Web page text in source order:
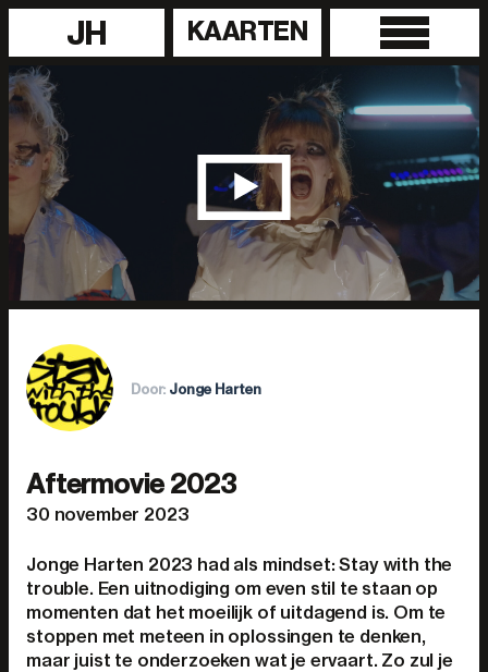
JH KAARTEN
Door: Jonge Harten
Aftermovie 2023
30 november 2023
Jonge Harten 2023 had als mindset: Stay with the
trouble. Een uitnodiging om even stil te staan op
momenten dat het moeilijk of uitdagend is. Om te
stoppen met meteen in oplossingen te denken,
maar juist te onderzoeken wat je ervaart. Zo zul je